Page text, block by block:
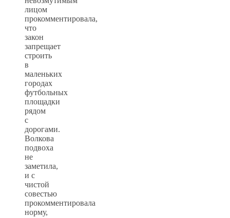
лицом
прокомментировала,
что
закон
запрещает
строить
в
маленьких
городах
футбольных
площадки
рядом
с
дорогами.
Волкова
подвоха
не
заметила,
и с
чистой
совестью
прокомментировала
норму,